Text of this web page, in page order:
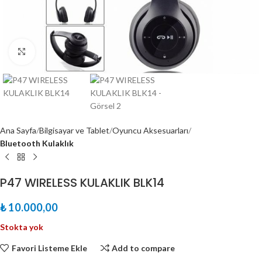
Büyütmek için tıklayın
Ana Sayfa Bilgisayar ve Tablet Oyuncu Aksesuarları
Bluetooth Kulaklık
P47 WIRELESS KULAKLIK BLK14
₺10.000,00
Stokta yok
Favori Listeme Ekle Add to compare